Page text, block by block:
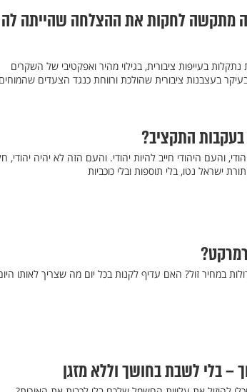
מתקשה לחקות את ההצלחה שהייתה לה
בעייפות ציבורית, בגילוי מהיר ואפקטיבי של השקרים
בעצבנות ציבורית שהולכת ורווחת כנגד הצעדים שהמוחים
התקציב?
והעם היהודי חייב להיות יהודי. והעם הזה לא יהיה יהודי,
ישראל נטו, בלי תוספות ובלי כוכביות
במחיר זול? האם עדיף לקנות בכל יום מה שצריך לאותו
בלי לשבת בחושך וללא מזגן